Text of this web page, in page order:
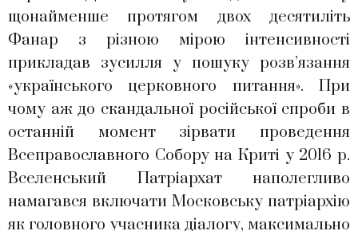
щонайменше протягом двох десятиліть
Фанар з різною мірою інтенсивності
прикладав зусилля у пошуку розв’язання
«українського церковного питання». При
чому аж до скандальної російської спроби в
останній момент зірвати проведення
Всеправославного Собору на Криті у 2016 р.
Вселенський Патріархат наполегливо
намагався включати Московську патріархію
як головного учасника діалогу, максимально